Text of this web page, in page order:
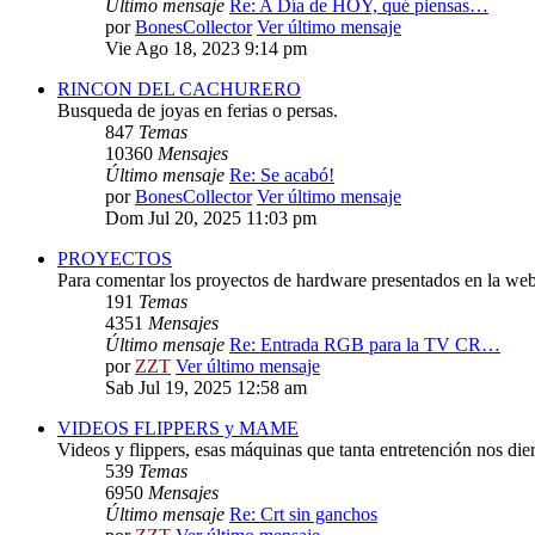
Último mensaje Re: A Día de HOY, qué piensas…
porBonesCollector Ver último mensaje
Vie Ago 18, 2023 9:14 pm
RINCON DEL CACHURERO
Busqueda de joyas en ferias o persas.
847 Temas
10360 Mensajes
Último mensaje Re: Se acabó!
porBonesCollector Ver último mensaje
Dom Jul 20, 2025 11:03 pm
PROYECTOS
Para comentar los proyectos de hardware presentados en la
191 Temas
4351 Mensajes
Último mensaje Re: Entrada RGB para la TV CR…
porZZT Ver último mensaje
Sab Jul 19, 2025 12:58 am
VIDEOS FLIPPERS y MAME
Videos y flippers, esas máquinas que tanta entretención nos
539 Temas
6950 Mensajes
Último mensaje Re: Crt sin ganchos